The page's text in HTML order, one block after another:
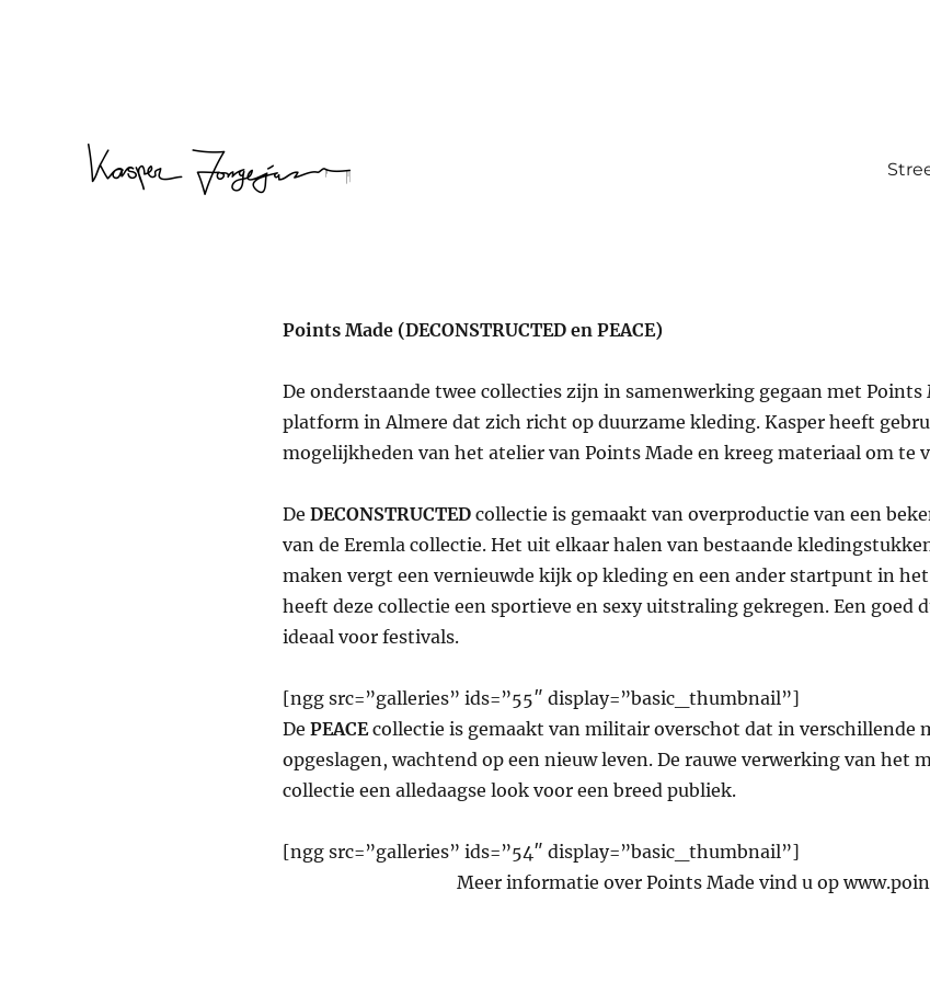
Points Made (DECONSTRUCTED en PEACE)
De onderstaande twee collecties zijn in samenwerking gegaan met Points
platform in Almere dat zich richt op duurzame kleding. Kasper heeft
mogelijkheden van het atelier van Points Made en kreeg materiaal om te
De DECONSTRUCTEDcollectie is gemaakt van overproductie van een
van de Eremla collectie. Het uit elkaar halen van bestaande
maken vergt een vernieuwde kijk op kleding en een ander startpunt in
heeft deze collectie een sportieve en sexy uitstraling gekregen. Een goed
ideaal voor festivals.
[ngg src=”galleries” ids=”55″ display=”basic_thumbnail”]
De PEACEcollectie is gemaakt van militair overschot dat in verschillende
opgeslagen, wachtend op een nieuw leven. De rauwe verwerking van het
collectie een alledaagse look voor een breed publiek.
[ngg src=”galleries” ids=”54″ display=”basic_thumbnail”]
Meer informatie over Points Made vind u op